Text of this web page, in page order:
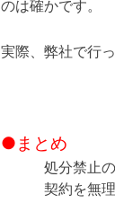
のは確かです。
実際、弊社で行
●まとめ
処分禁止
契約を無